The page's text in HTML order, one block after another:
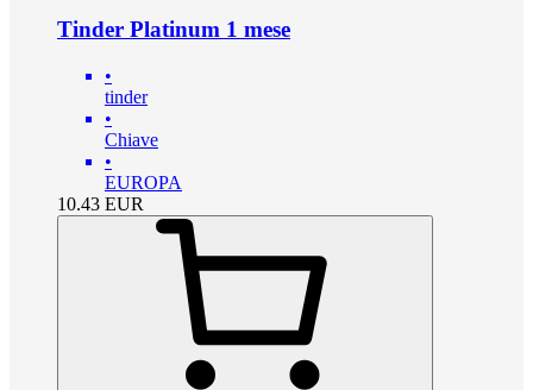
Tinder Platinum 1 mese
•
tinder
•
Chiave
•
EUROPA
10.43 EUR